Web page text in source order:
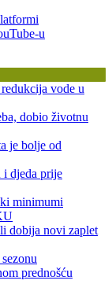
vode u
dobio životnu
je bolje od
djeda prije
minimumi
dobija novi zaplet
prednošću